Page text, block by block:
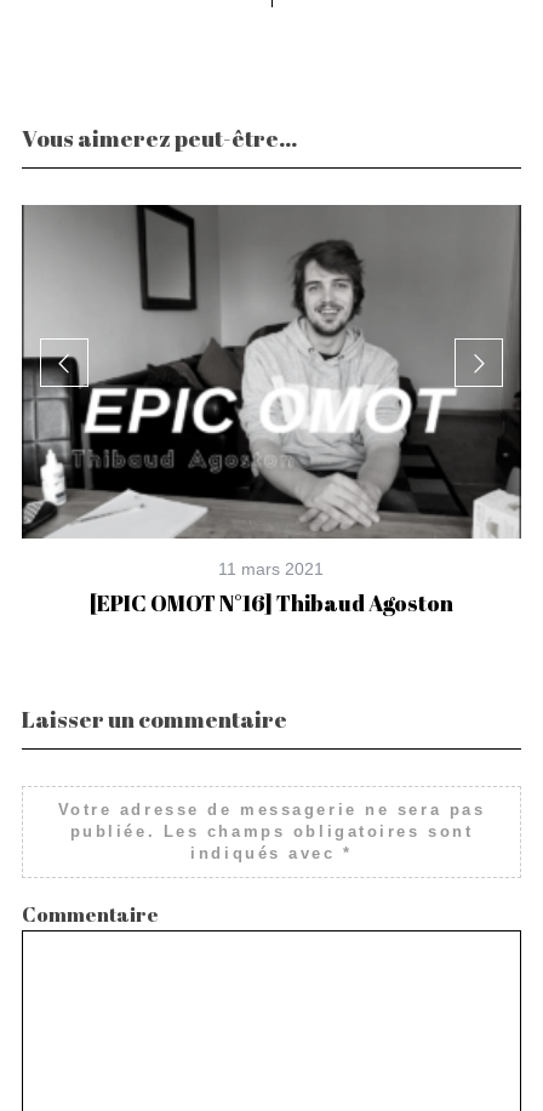
Vous aimerez peut-être...
11 mars 2021
[EPIC OMOT N°16] Thibaud Agoston
Laisser un commentaire
Votre adresse de messagerie ne sera pas
publiée.
Les champs obligatoires sont
indiqués avec*
Commentaire